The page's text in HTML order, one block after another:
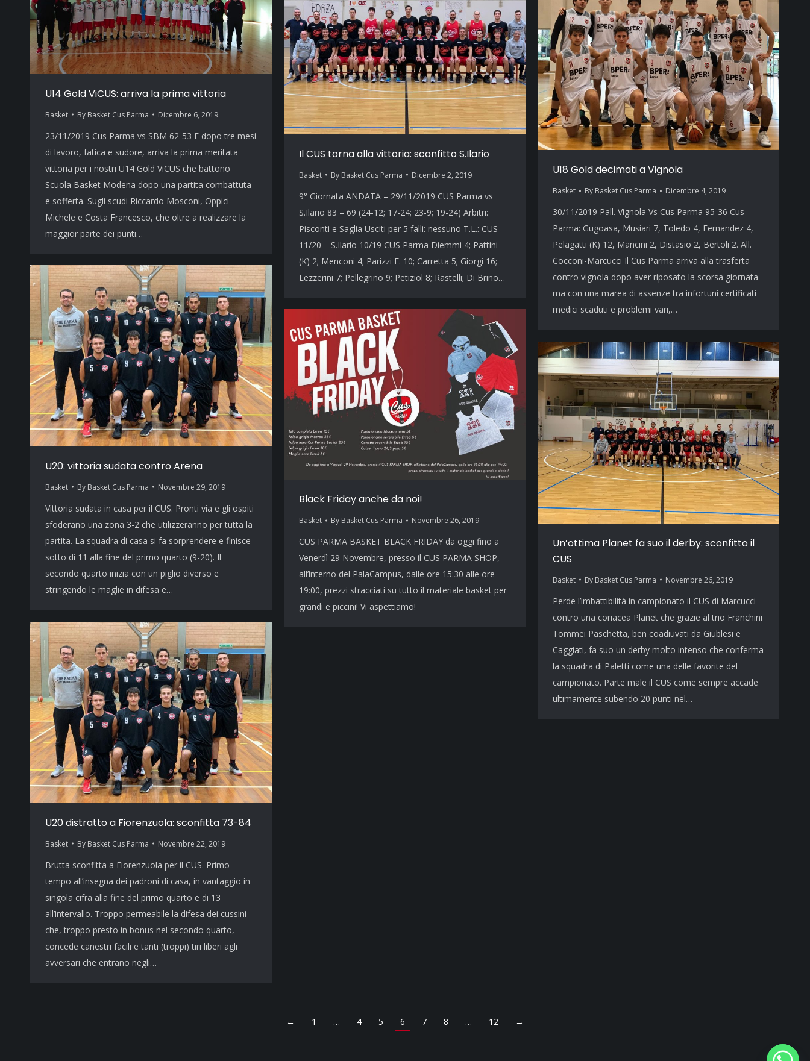
U14 Gold ViCUS: arriva la prima vittoria
Basket By Basket Cus Parma Dicembre 6, 2019
23/11/2019 Cus Parma vs SBM 62-53 E dopo tre mesi
di lavoro, fatica e sudore, arriva la prima meritata
vittoria per i nostri U14 Gold ViCUS che battono
Scuola Basket Modena dopo una partita combattuta
e sofferta. Sugli scudi Riccardo Mosconi, Oppici
Michele e Costa Francesco, che oltre a realizzare la
maggior parte dei punti…
U18 Gold decimati a Vignola
Basket By Basket Cus Parma Dicembre 4, 2019
30/11/2019 Pall. Vignola Vs Cus Parma 95-36 Cus
Parma: Gugoasa, Musiari 7, Toledo 4, Fernandez 4,
Pelagatti (K) 12, Mancini 2, Distasio 2, Bertoli 2. All.
Cocconi-Marcucci Il Cus Parma arriva alla trasferta
contro vignola dopo aver riposato la scorsa giornata
ma con una marea di assenze tra infortuni certificati
medici scaduti e problemi vari,…
Il CUS torna alla vittoria: sconfitto S.Ilario
Basket By Basket Cus Parma Dicembre 2, 2019
9° Giornata ANDATA – 29/11/2019 CUS Parma vs
S.Ilario 83 – 69 (24-12; 17-24; 23-9; 19-24) Arbitri:
Pisconti e Saglia Usciti per 5 falli: nessuno T.L.: CUS
11/20 – S.Ilario 10/19 CUS Parma Diemmi 4; Pattini
(K) 2; Menconi 4; Parizzi F. 10; Carretta 5; Giorgi 16;
Lezzerini 7; Pellegrino 9; Petiziol 8; Rastelli; Di Brino…
U20: vittoria sudata contro Arena
Basket By Basket Cus Parma Novembre 29, 2019
Vittoria sudata in casa per il CUS. Pronti via e gli ospiti
sfoderano una zona 3-2 che utilizzeranno per tutta la
partita. La squadra di casa si fa sorprendere e finisce
sotto di 11 alla fine del primo quarto (9-20). Il
secondo quarto inizia con un piglio diverso e
stringendo le maglie in difesa e…
Black Friday anche da noi!
Basket By Basket Cus Parma Novembre 26, 2019
CUS PARMA BASKET BLACK FRIDAY da oggi fino a
Venerdì 29 Novembre, presso il CUS PARMA SHOP,
all’interno del PalaCampus, dalle ore 15:30 alle ore
19:00, prezzi stracciati su tutto il materiale basket per
grandi e piccini! Vi aspettiamo!
Un’ottima Planet fa suo il derby: sconfitto il
CUS
Basket By Basket Cus Parma Novembre 26, 2019
Perde l’imbattibilità in campionato il CUS di Marcucci
contro una coriacea Planet che grazie al trio Franchini
Tommei Paschetta, ben coadiuvati da Giublesi e
Caggiati, fa suo un derby molto intenso che conferma
la squadra di Paletti come una delle favorite del
campionato. Parte male il CUS come sempre accade
ultimamente subendo 20 punti nel…
U20 distratto a Fiorenzuola: sconfitta 73-84
Basket By Basket Cus Parma Novembre 22, 2019
Brutta sconfitta a Fiorenzuola per il CUS. Primo
tempo all’insegna dei padroni di casa, in vantaggio in
singola cifra alla fine del primo quarto e di 13
all’intervallo. Troppo permeabile la difesa dei cussini
che, troppo presto in bonus nel secondo quarto,
concede canestri facili e tanti (troppi) tiri liberi agli
avversari che entrano negli…
← 1 … 4 5 6 7 8 … 12 →